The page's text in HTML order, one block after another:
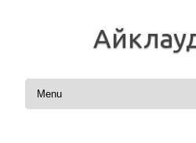
Перейти к содержимому